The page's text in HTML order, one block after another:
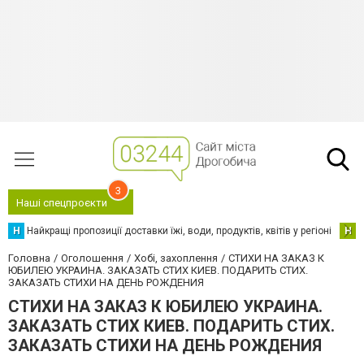
Наші спецпроєкти
3
Н Найкращі пропозиції доставки їжі, води, продуктів, квітів у регіоні Н
Головна Оголошення Хобі, захоплення
СТИХИ НА ЗАКАЗ К
ЮБИЛЕЮ УКРАИНА. ЗАКАЗАТЬ СТИХ КИЕВ. ПОДАРИТЬ СТИХ.
ЗАКАЗАТЬ СТИХИ НА ДЕНЬ РОЖДЕНИЯ
СТИХИ НА ЗАКАЗ К ЮБИЛЕЮ УКРАИНА.
ЗАКАЗАТЬ СТИХ КИЕВ. ПОДАРИТЬ СТИХ.
ЗАКАЗАТЬ СТИХИ НА ДЕНЬ РОЖДЕНИЯ